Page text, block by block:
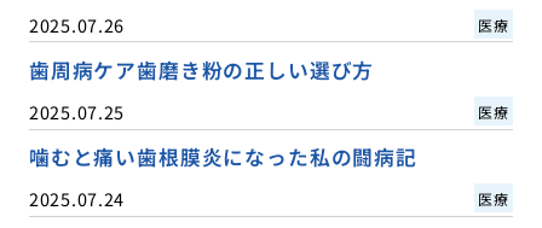
2025.07.26 医療
歯周病ケア歯磨き粉の正しい選び方
2025.07.25 医療
噛むと痛い歯根膜炎になった私の闘病記
2025.07.24 医療